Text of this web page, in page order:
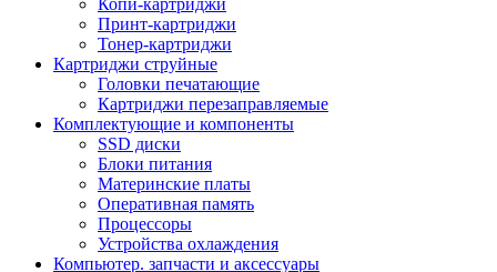
Копи-картриджи
Принт-картриджи
Тонер-картриджи
Картриджи струйные
Головки печатающие
Картриджи перезаправляемые
Комплектующие и компоненты
SSD диски
Блоки питания
Материнские платы
Оперативная память
Процессоры
Устройства охлаждения
Компьютер. запчасти и аксессуары